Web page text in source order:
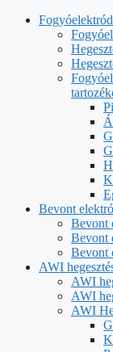
Bevont
Bevont
Bevont
Bevont
AWI
AWI
AWI
AWI